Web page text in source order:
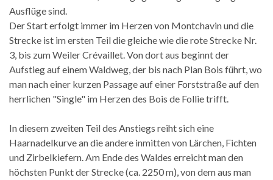
Ausflüge sind.
Der Start erfolgt immer im Herzen von Montchavin und die
Strecke ist im ersten Teil die gleiche wie die rote Strecke Nr.
3, bis zum Weiler Crévaillet. Von dort aus beginnt der
Aufstieg auf einem Waldweg, der bis nach Plan Bois führt, wo
man nach einer kurzen Passage auf einer Forststraße auf den
herrlichen "Single" im Herzen des Bois de Follie trifft.
In diesem zweiten Teil des Anstiegs reiht sich eine
Haarnadelkurve an die andere inmitten von Lärchen, Fichten
und Zirbelkiefern. Am Ende des Waldes erreicht man den
höchsten Punkt der Strecke (ca. 2250 m), von dem aus man